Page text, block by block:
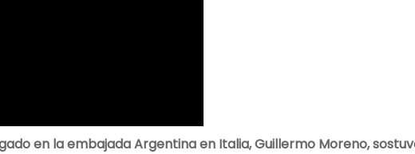
en la embajada Argentina en Italia, Guillermo Moreno,